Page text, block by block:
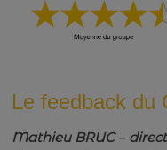
Le feedback du
Mathieu BRUC–